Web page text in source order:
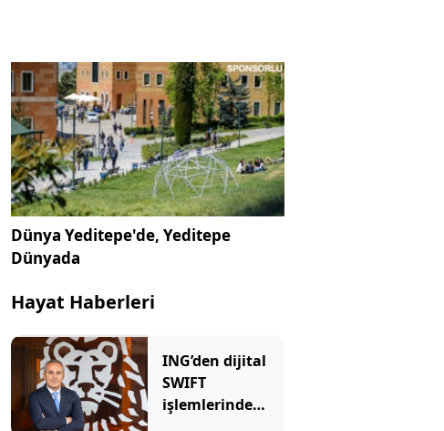
Dünya Yeditepe'de, Yeditepe
Dünyada
Hayat Haberleri
ING’den dijital
SWIFT
işlemlerinde